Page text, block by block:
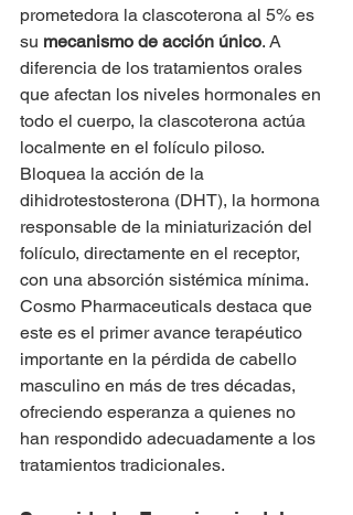
prometedora la clascoterona al 5% es
su mecanismo de acción único. A
diferencia de los tratamientos orales
que afectan los niveles hormonales en
todo el cuerpo, la clascoterona actúa
localmente en el folículo piloso.
Bloquea la acción de la
dihidrotestosterona (DHT), la hormona
responsable de la miniaturización del
folículo, directamente en el receptor,
con una absorción sistémica mínima.
Cosmo Pharmaceuticals destaca que
este es el primer avance terapéutico
importante en la pérdida de cabello
masculino en más de tres décadas,
ofreciendo esperanza a quienes no
han respondido adecuadamente a los
tratamientos tradicionales.